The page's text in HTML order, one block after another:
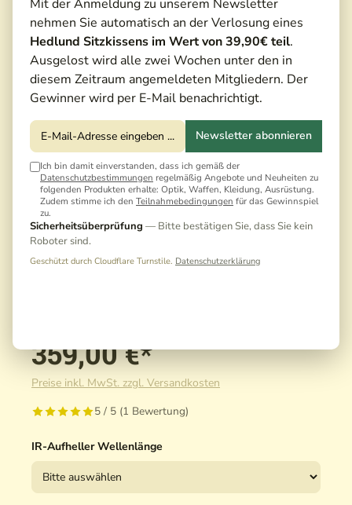
Mit der Anmeldung zu unserem Newsletter
nehmen Sie automatisch an der Verlosung eines
Hedlund Sitzkissens im Wert von 39,90€ teil.
Ausgelost wird alle zwei Wochen unter den in
diesem Zeitraum angemeldeten Mitgliedern. Der
Gewinner wird per E-Mail benachrichtigt.
Newsletter abonnieren
Ich bin damit einverstanden, dass ich gemäß der
Datenschutzbestimmungen regelmäßig Angebote und Neuheiten zu
folgenden Produkten erhalte: Optik, Waffen, Kleidung, Ausrüstung.
Zudem stimme ich den Teilnahmebedingungen für das Gewinnspiel
zu.
Sicherheitsüberprüfung — Bitte bestätigen Sie, dass Sie kein
Roboter sind.
Geschützt durch Cloudflare Turnstile. Datenschutzerklärung
359,00 €*
Preise inkl. MwSt. zzgl. Versandkosten
5 / 5 (1 Bewertung)
IR-Aufheller Wellenlänge